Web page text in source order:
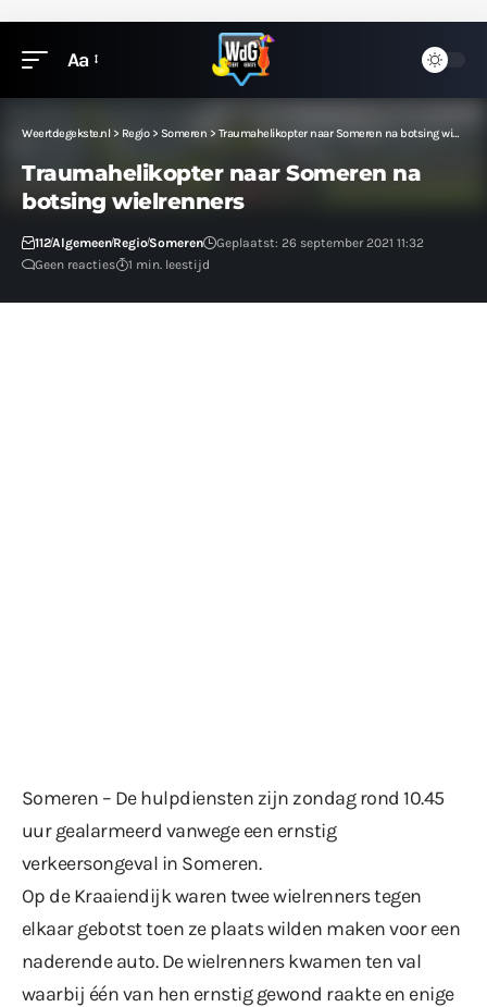
Aa
Weertdegekste.nl> Regio> Someren > Traumahelikopter naar Someren na botsing wielrenners
Traumahelikopter naar Someren na
botsing wielrenners
112AlgemeenRegioSomeren
Geplaatst: 26 september 2021 11:32
Geen reacties
1 min. leestijd
Someren – De hulpdiensten zijn zondag rond 10.45
uur gealarmeerd vanwege een ernstig
verkeersongeval in Someren.
Op de Kraaiendijk waren twee wielrenners tegen
elkaar gebotst toen ze plaats wilden maken voor een
naderende auto. De wielrenners kwamen ten val
waarbij één van hen ernstig gewond raakte en enige